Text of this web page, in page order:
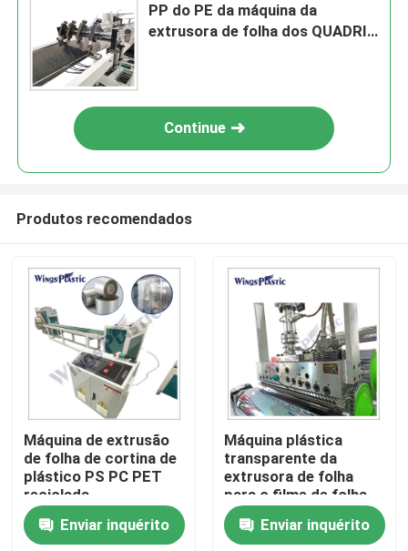
Casa
Produtos
Sobre nós
PP do PE da máquina da
extrusora de folha dos QUADRIS
Continue
Produtos recomendados
Máquina de extrusão
de folha de cortina de
plástico PS PC PET
reciclada
Enviar inquérito
Máquina plástica
transparente da
extrusora de folha
para o filme de folha
do PC dos PP EVA
picosegundo do
Enviar inquérito